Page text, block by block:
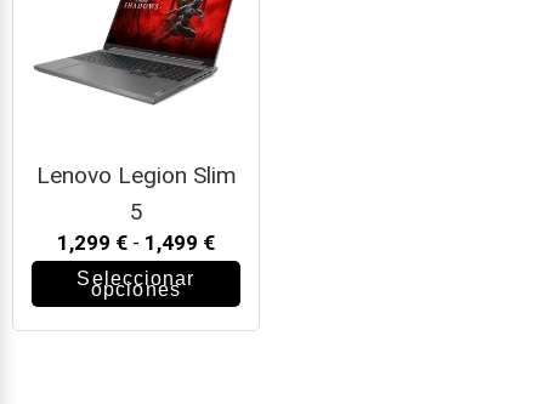
Lenovo Legion Slim
5
1,299 € - 1,499 €
Seleccionar
opciones